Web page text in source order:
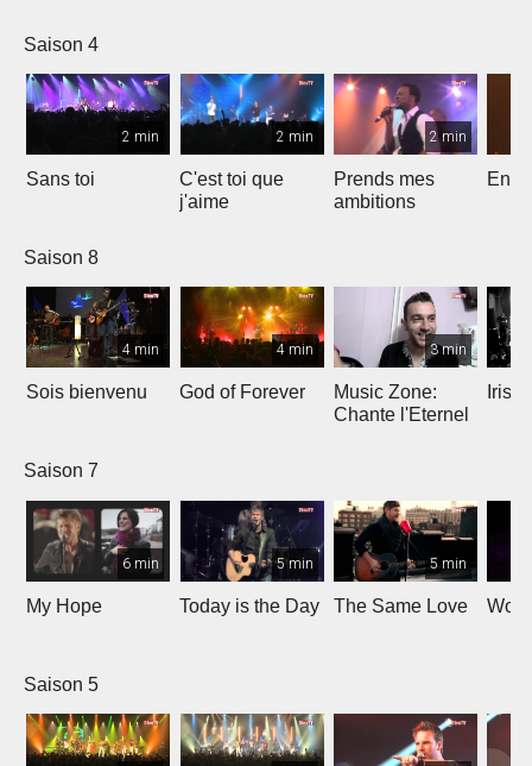
Saison 4
2 min
Sans toi
2 min
C'est toi que
j'aime
2 min
Prends mes
ambitions
Saison 8
4 min
Sois bienvenu
4 min
God of Forever
3 min
Music Zone:
Chante l'Eternel
Irish
Saison 7
6 min
My Hope
5 min
Today is the Day
5 min
The Same Love
Saison 5